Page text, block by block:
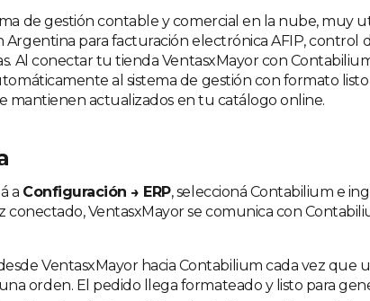
de gestión contable y comercial en la nube, muy
Argentina para facturación electrónica AFIP, control
Al conectar tu tienda VentasxMayor con
al sistema de gestión con formato
mantienen actualizados en tu catálogo online.
a Configuración → ERP, seleccioná Contabilium e
conectado, VentasxMayor se comunica con
VentasxMayor hacia Contabilium cada vez que
orden. El pedido llega formateado y listo para